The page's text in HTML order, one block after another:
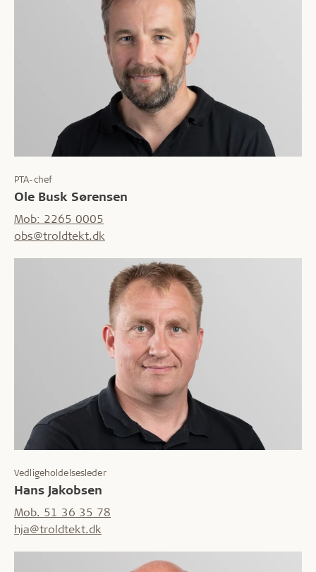
PTA-chef
Ole Busk Sørensen
Mob: 2265 0005
obs@troldtekt.dk
Vedligeholdelsesleder
Hans Jakobsen
Mob. 51 36 35 78
hja@troldtekt.dk